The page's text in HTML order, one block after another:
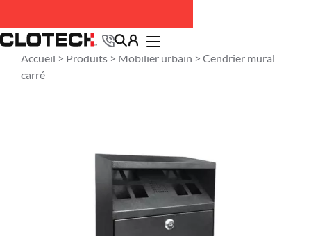
Accueil > Produits> Mobilier urbain > Cendrier mural
carré